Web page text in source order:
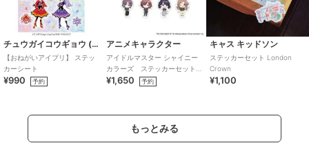
チュウガイコウギョウ (Chugai Mining)
【おねがいアイプリ】 ステッ
カーシート
¥990 予約
アニメキャラクター
アイドルマスター シャイニー
カラーズ ステッカーセット
(283プロ ノクチル)
¥1,650 予約
キャス キッドソン
ステッカーセット London
Crown
¥1,100
もっとみる